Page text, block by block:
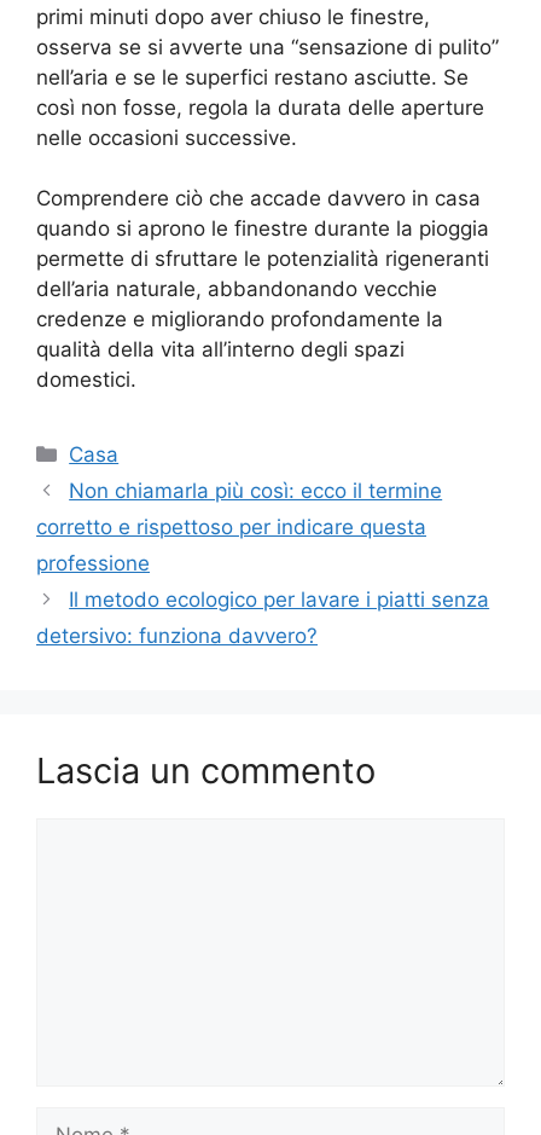
primi minuti dopo aver chiuso le finestre,
osserva se si avverte una “sensazione di pulito”
nell’aria e se le superfici restano asciutte. Se
così non fosse, regola la durata delle aperture
nelle occasioni successive.
Comprendere ciò che accade davvero in casa
quando si aprono le finestre durante la pioggia
permette di sfruttare le potenzialità rigeneranti
dell’aria naturale, abbandonando vecchie
credenze e migliorando profondamente la
qualità della vita all’interno degli spazi
domestici.
Categorie
Casa
Non chiamarla più così: ecco il termine
corretto e rispettoso per indicare questa
professione
Il metodo ecologico per lavare i piatti senza
detersivo: funziona davvero?
Lascia un commento
Nome